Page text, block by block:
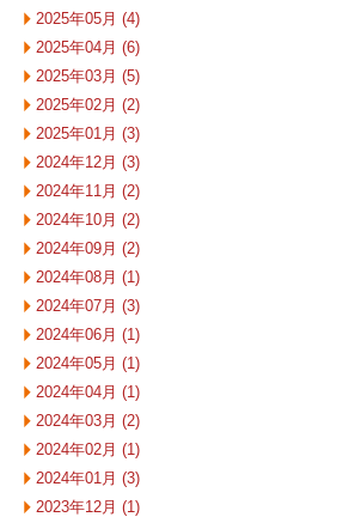
2025年05月 (4)
2025年04月 (6)
2025年03月 (5)
2025年02月 (2)
2025年01月 (3)
2024年12月 (3)
2024年11月 (2)
2024年10月 (2)
2024年09月 (2)
2024年08月 (1)
2024年07月 (3)
2024年06月 (1)
2024年05月 (1)
2024年04月 (1)
2024年03月 (2)
2024年02月 (1)
2024年01月 (3)
2023年12月 (1)